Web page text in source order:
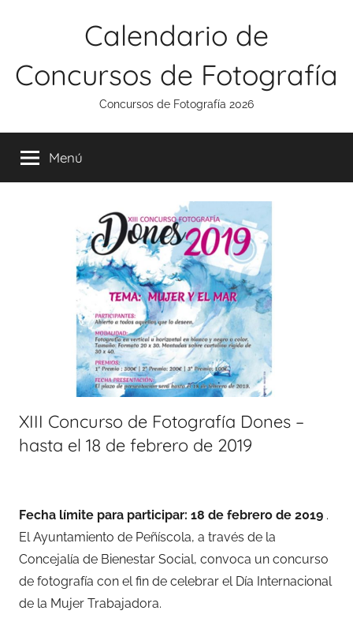
Calendario de
Concursos de Fotografía
Concursos de Fotografía 2026
Menú
XIII Concurso de Fotografía Dones –
hasta el 18 de febrero de 2019
Fecha límite para participar: 18 de febrero de 2019 .
El Ayuntamiento de Peñíscola, a través de la
Concejalía de Bienestar Social, convoca un concurso
de fotografía con el fin de celebrar el Día Internacional
de la Mujer Trabajadora.